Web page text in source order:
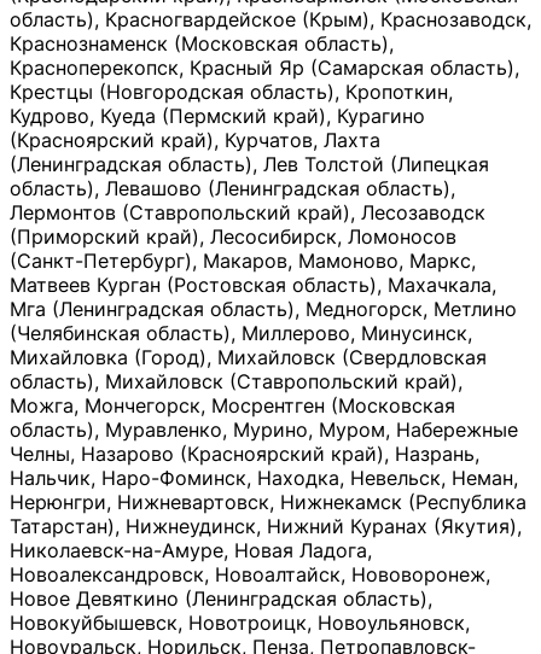
область), Красногвардейское (Крым), Краснозаводск,
Краснознаменск (Московская область),
Красноперекопск, Красный Яр (Самарская область),
Крестцы (Новгородская область), Кропоткин,
Кудрово, Куеда (Пермский край), Курагино
(Красноярский край), Курчатов, Лахта
(Ленинградская область), Лев Толстой (Липецкая
область), Левашово (Ленинградская область),
Лермонтов (Ставропольский край), Лесозаводск
(Приморский край), Лесосибирск, Ломоносов
(Санкт-Петербург), Макаров, Мамоново, Маркс,
Матвеев Курган (Ростовская область), Махачкала,
Мга (Ленинградская область), Медногорск, Метлино
(Челябинская область), Миллерово, Минусинск,
Михайловка (Город), Михайловск (Свердловская
область), Михайловск (Ставропольский край),
Можга, Мончегорск, Мосрентген (Московская
область), Муравленко, Мурино, Муром, Набережные
Челны, Назарово (Красноярский край), Назрань,
Нальчик, Наро-Фоминск, Находка, Невельск, Неман,
Нерюнгри, Нижневартовск, Нижнекамск (Республика
Татарстан), Нижнеудинск, Нижний Куранах (Якутия),
Николаевск-на-Амуре, Новая Ладога,
Новоалександровск, Новоалтайск, Нововоронеж,
Новое Девяткино (Ленинградская область),
Новокуйбышевск, Новотроицк, Новоульяновск,
Новоуральск, Норильск, Пенза, Петропавловск-